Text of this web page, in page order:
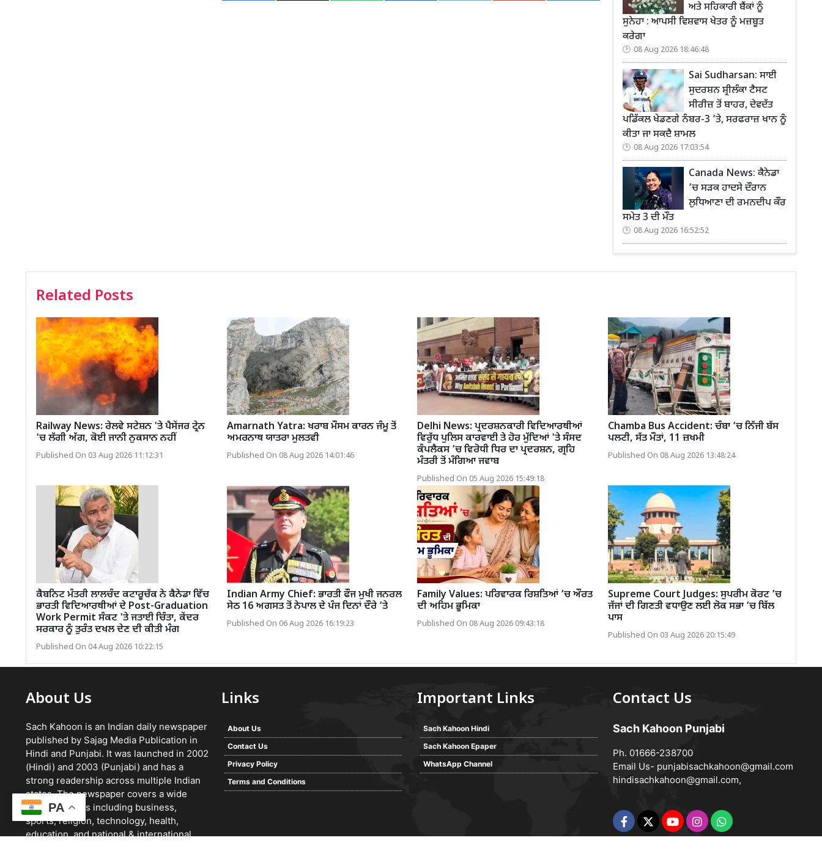
ਅਤੇ ਸਹਿਕਾਰੀ ਬੈਂਕਾਂ ਨੂੰ
ਸੁਨੇਹਾ : ਆਪਸੀ ਵਿਸ਼ਵਾਸ ਖੇਤਰ ਨੂੰ ਮਜ਼ਬੂਤ
ਕਰੇਗਾ
08 Aug 2026 18:46:48
Sai Sudharsan: ਸਾਈ
ਸੁਦਰਸ਼ਨ ਸ਼੍ਰੀਲੰਕਾ ਟੈਸਟ
ਸੀਰੀਜ਼ ਤੋਂ ਬਾਹਰ, ਦੇਵਦੱਤ
ਪਡਿੱਕਲ ਖੇਡਣਗੇ ਨੰਬਰ-3 ’ਤੇ, ਸਰਫਰਾਜ਼ ਖਾਨ ਨੂੰ
ਕੀਤਾ ਜਾ ਸਕਦੈ ਸ਼ਾਮਲ
08 Aug 2026 17:03:54
Canada News: ਕੈਨੇਡਾ
’ਚ ਸੜਕ ਹਾਦਸੇ ਦੌਰਾਨ
ਲੁਧਿਆਣਾ ਦੀ ਰਮਨਦੀਪ ਕੌਰ
ਸਮੇਤ 3 ਦੀ ਮੌਤ
08 Aug 2026 16:52:52
Related Posts
Railway News: ਰੇਲਵੇ ਸਟੇਸ਼ਨ 'ਤੇ ਪੈਸੇਂਜਰ ਟ੍ਰੇਨ
'ਚ ਲੱਗੀ ਅੱਗ, ਕੋਈ ਜਾਨੀ ਨੁਕਸਾਨ ਨਹੀਂ
Published On 03 Aug 2026 11:12:31
Amarnath Yatra: ਖਰਾਬ ਮੌਸਮ ਕਾਰਨ ਜੰਮੂ ਤੋਂ
ਅਮਰਨਾਥ ਯਾਤਰਾ ਮੁਲਤਵੀ
Published On 08 Aug 2026 14:01:46
Delhi News: ਪ੍ਰਦਰਸ਼ਨਕਾਰੀ ਵਿਦਿਆਰਥੀਆਂ
ਵਿਰੁੱਧ ਪੁਲਿਸ ਕਾਰਵਾਈ ਤੇ ਹੋਰ ਮੁੱਦਿਆਂ 'ਤੇ ਸੰਸਦ
ਕੰਪਲੈਕਸ ’ਚ ਵਿਰੋਧੀ ਧਿਰ ਦਾ ਪ੍ਰਦਰਸ਼ਨ, ਗ੍ਰਹਿ
ਮੰਤਰੀ ਤੋਂ ਮੰਗਿਆ ਜਵਾਬ
Published On 05 Aug 2026 15:49:18
Chamba Bus Accident: ਚੰਬਾ ’ਚ ਨਿੱਜੀ ਬੱਸ
ਪਲਟੀ, ਸੱਤ ਮੌਤਾਂ, 11 ਜ਼ਖਮੀ
Published On 08 Aug 2026 13:48:24
ਕੈਬਨਿਟ ਮੰਤਰੀ ਲਾਲਚੰਦ ਕਟਾਰੂਚੱਕ ਨੇ ਕੈਨੇਡਾ ਵਿੱਚ
ਭਾਰਤੀ ਵਿਦਿਆਰਥੀਆਂ ਦੇ Post-Graduation
Work Permit ਸੰਕਟ 'ਤੇ ਜਤਾਈ ਚਿੰਤਾ, ਕੇਂਦਰ
ਸਰਕਾਰ ਨੂੰ ਤੁਰੰਤ ਦਖਲ ਦੇਣ ਦੀ ਕੀਤੀ ਮੰਗ
Published On 04 Aug 2026 10:22:15
Indian Army Chief: ਭਾਰਤੀ ਫੌਜ ਮੁਖੀ ਜਨਰਲ
ਸੇਠ 16 ਅਗਸਤ ਤੋਂ ਨੇਪਾਲ ਦੇ ਪੰਜ ਦਿਨਾਂ ਦੌਰੇ ’ਤੇ
Published On 06 Aug 2026 16:19:23
Family Values: ਪਰਿਵਾਰਕ ਰਿਸ਼ਤਿਆਂ ’ਚ ਔਰਤ
ਦੀ ਅਹਿਮ ਭੂਮਿਕਾ
Published On 08 Aug 2026 09:43:18
Supreme Court Judges: ਸੁਪਰੀਮ ਕੋਰਟ ’ਚ
ਜੱਜਾਂ ਦੀ ਗਿਣਤੀ ਵਧਾਉਣ ਲਈ ਲੋਕ ਸਭਾ ’ਚ ਬਿੱਲ
ਪਾਸ
Published On 03 Aug 2026 20:15:49
About Us
Sach Kahoon is an Indian daily newspaper
published by Sajag Media Publication in
Hindi and Punjabi. It was launched in 2002
(Hindi) and 2003 (Punjabi) and has a
strong readership across multiple Indian
states. The newspaper covers a wide
range of topics including business,
sports, religion, technology, health,
education, and national & international
Links
About Us
Contact Us
Privacy Policy
Terms and Conditions
Important Links
Sach Kahoon Hindi
Sach Kahoon Epaper
WhatsApp Channel
Contact Us
Sach Kahoon Punjabi
Ph. 01666-238700
Email Us- punjabisachkahoon@gmail.com
hindisachkahoon@gmail.com,
PA